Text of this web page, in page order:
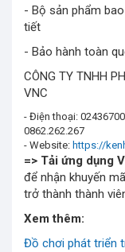
- Bộ sản phẩm
tiết
- Bảo hành toàn
CÔNG TY TNHH
VNC
- Điện thoại:
0862.262.267
- Website: https://
=> Tải ứng dụng
để nhận khuyến
trở thành thành
Xem thêm:
Đồ chơi phát triển